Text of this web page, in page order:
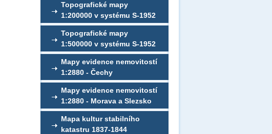
Topografické mapy
1:200000 v systému S-1952
Topografické mapy
1:500000 v systému S-1952
Mapy evidence nemovitostí
1:2880 - Čechy
Mapy evidence nemovitostí
1:2880 - Morava a Slezsko
Mapa kultur stabilního
katastru 1837-1844